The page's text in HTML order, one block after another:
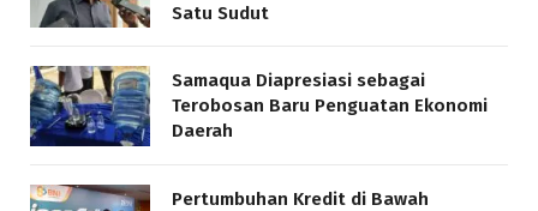
Satu Sudut
Samaqua Diapresiasi sebagai
Terobosan Baru Penguatan Ekonomi
Daerah
Pertumbuhan Kredit di Bawah